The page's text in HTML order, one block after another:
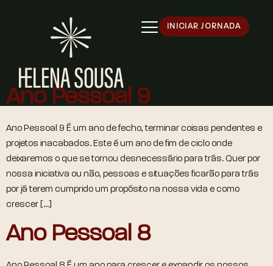
INICIAR JORNADA
Pessoal
Ano Pessoal 9
Ano Pessoal 9 É um ano de fecho, terminar coisas pendentes e
projetos inacabados. Este é um ano de fim de ciclo onde
deixaremos o que se tornou desnecessário para trás. Quer por
nossa iniciativa ou não, pessoas e situações ficarão para trás
por já terem cumprido um propósito na nossa vida e como
crescer […]
Ano Pessoal 8